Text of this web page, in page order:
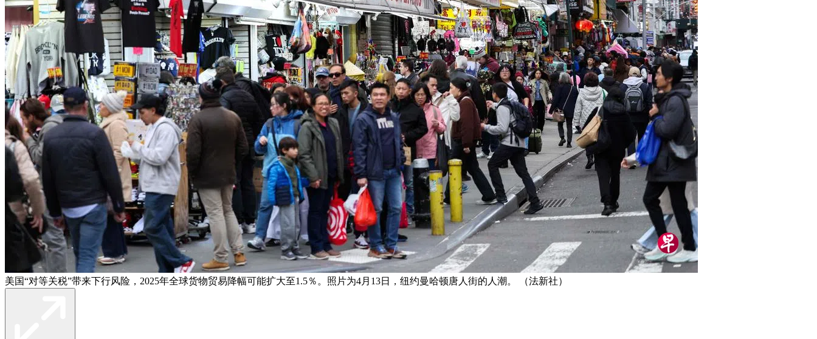
美国“对等关税”带来下行风险，2025年全球货物贸易降幅可能扩大至1.5％。照片为4月13日，纽约曼哈顿唐人街的人潮。 （法新社）